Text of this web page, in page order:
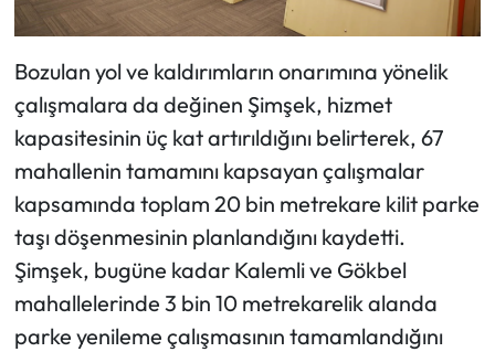
Bozulan yol ve kaldırımların onarımına yönelik
çalışmalara da değinen Şimşek, hizmet
kapasitesinin üç kat artırıldığını belirterek, 67
mahallenin tamamını kapsayan çalışmalar
kapsamında toplam 20 bin metrekare kilit parke
taşı döşenmesinin planlandığını kaydetti.
Şimşek, bugüne kadar Kalemli ve Gökbel
mahallelerinde 3 bin 10 metrekarelik alanda
parke yenileme çalışmasının tamamlandığını